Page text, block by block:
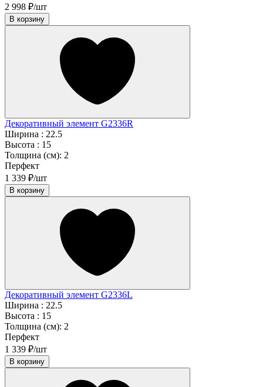
2 998 ₽/шт
В корзину
Декоративный элемент G2336R
Ширина : 22.5
Высота : 15
Толщина (см): 2
Перфект
1 339 ₽/шт
В корзину
Декоративный элемент G2336L
Ширина : 22.5
Высота : 15
Толщина (см): 2
Перфект
1 339 ₽/шт
В корзину